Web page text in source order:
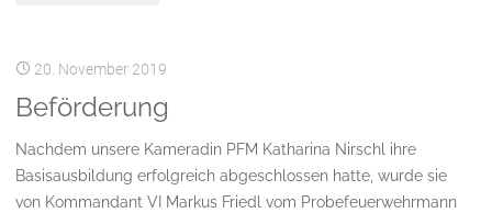
Menschenrettung"
20. November 2019
Beförderung
Nachdem unsere Kameradin PFM Katharina Nirschl ihre
Basisausbildung erfolgreich abgeschlossen hatte, wurde sie
von Kommandant VI Markus Friedl vom Probefeuerwehrmann